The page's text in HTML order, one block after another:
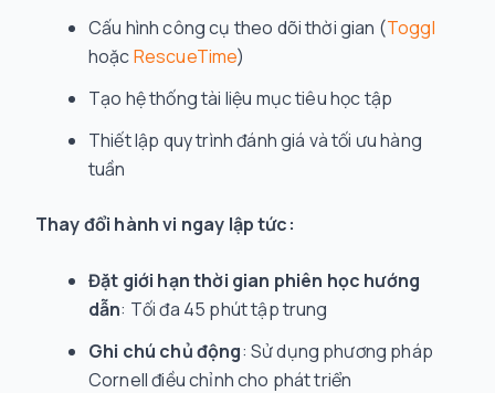
Cấu hình công cụ theo dõi thời gian (Toggl
hoặcRescueTime)
Tạo hệ thống tài liệu mục tiêu học tập
Thiết lập quy trình đánh giá và tối ưu hàng
tuần
Thay đổi hành vi ngay lập tức:
Đặt giới hạn thời gian phiên học hướng
dẫn: Tối đa 45 phút tập trung
Ghi chú chủ động: Sử dụng phương pháp
Cornell điều chỉnh cho phát triển